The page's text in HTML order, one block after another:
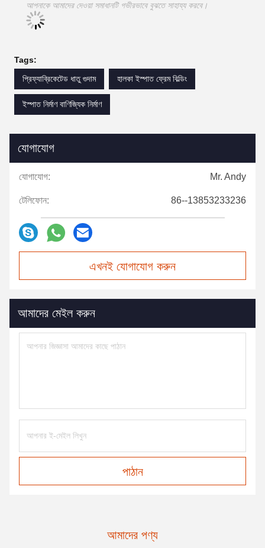
আপনাকে আমাদের দেওয়া সমাধানটি গভীরভাবে বুঝতে সাহায্য করবে।
Tags:
প্রিফ্যাব্রিকেটেড ধাতু গুদাম
হালকা ইস্পাত ফ্রেম বিল্ডিং
ইস্পাত নির্মাণ বাণিজ্যিক নির্মাণ
যোগাযোগ
যোগাযোগ: Mr. Andy
টেলিফোন: 86--13853233236
এখনই যোগাযোগ করুন
আমাদের মেইল করুন
পাঠান
আমাদের পণ্য